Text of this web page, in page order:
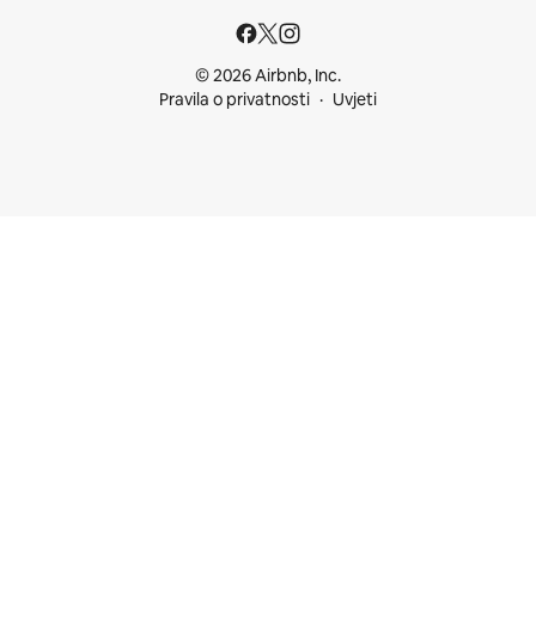
© 2026 Airbnb, Inc.
Pravila o privatnosti
Uvjeti